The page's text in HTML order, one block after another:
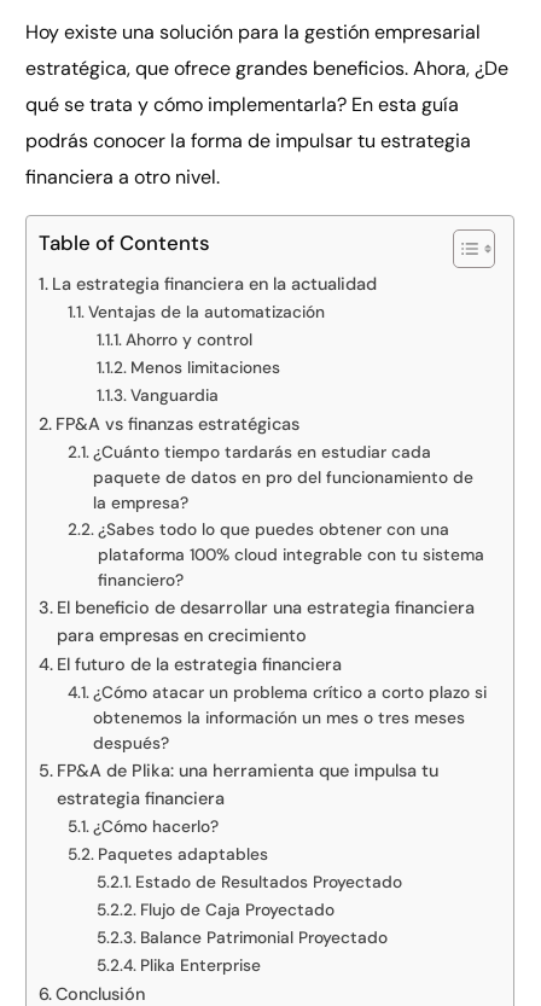
Hoy existe una solución para la gestión empresarial
estratégica, que ofrece grandes beneficios. Ahora, ¿De
qué se trata y cómo implementarla? En esta guía
podrás conocer la forma de impulsar tu estrategia
financiera a otro nivel.
Table of Contents
La estrategia financiera en la actualidad
Ventajas de la automatización
Ahorro y control
Menos limitaciones
Vanguardia
FP&A vs finanzas estratégicas
¿Cuánto tiempo tardarás en estudiar cada
paquete de datos en pro del funcionamiento de
la empresa?
¿Sabes todo lo que puedes obtener con una
plataforma 100% cloud integrable con tu sistema
financiero?
El beneficio de desarrollar una estrategia financiera
para empresas en crecimiento
El futuro de la estrategia financiera
¿Cómo atacar un problema crítico a corto plazo si
obtenemos la información un mes o tres meses
después?
FP&A de Plika: una herramienta que impulsa tu
estrategia financiera
¿Cómo hacerlo?
Paquetes adaptables
Estado de Resultados Proyectado
Flujo de Caja Proyectado
Balance Patrimonial Proyectado
Plika Enterprise
Conclusión